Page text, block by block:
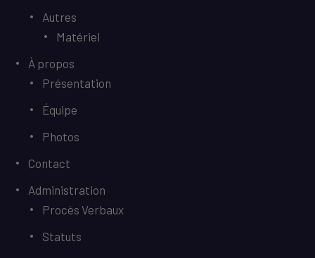
Autres
Matériel
À propos
Présentation
Équipe
Photos
Contact
Administration
Procès Verbaux
Statuts